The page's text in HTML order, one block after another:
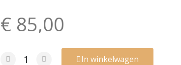
€ 85,00
In winkelwagen